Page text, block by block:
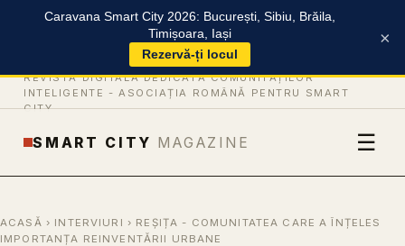
Caravana Smart City 2026: București, Sibiu, Brăila,
Timișoara, Iași
Rezervă-ți locul
×
REVISTĂ DIGITALĂ DEDICATĂ COMUNITĂȚILOR
INTELIGENTE - ASOCIAȚIA ROMÂNĂ PENTRU SMART
CITY
SMART CITY MAGAZINE ☰
ACASĂ › INTERVIURI › REȘIȚA - COMUNITATEA CARE A ÎNȚELES
IMPORTANȚA REINVENTĂRII URBANE